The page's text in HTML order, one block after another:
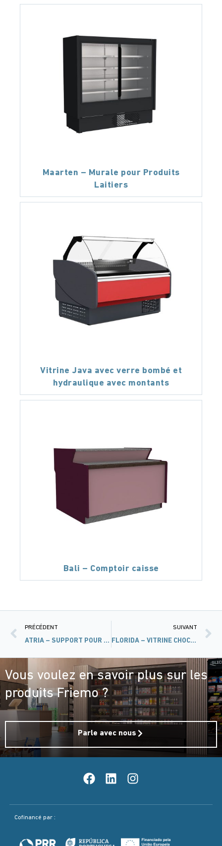
Maarten – Murale pour Produits
Laitiers
Vitrine Java avec verre bombé et
hydraulique avec montants
Bali – Comptoir caisse
PRÉCÉDENT
ATRIA – SUPPORT POUR REFROIDISSEUR D’EAU
SUIVANT
FLORIDA – VITRINE CHOCOLAT
Vous voulez en savoir plus sur les
produits Friemo ?
Parle avec nous
Cofinancé par :